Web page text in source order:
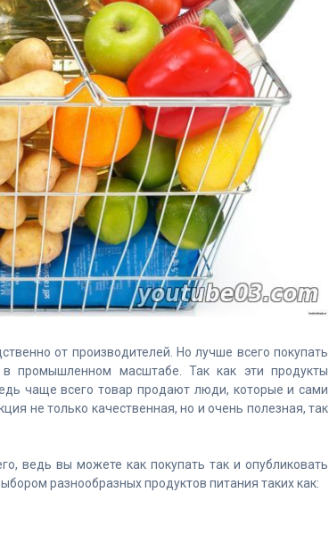
от производителей. Но лучше всего покупать
промышленном масштабе. Так как эти продукты
чаще всего товар продают люди, которые и сами
не только качественная, но и очень полезная, так
ведь вы можете как покупать так и опубликовать
разнообразных продуктов питания таких как: